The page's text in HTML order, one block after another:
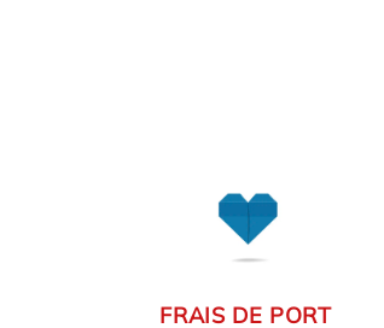
FRAIS DE PORT